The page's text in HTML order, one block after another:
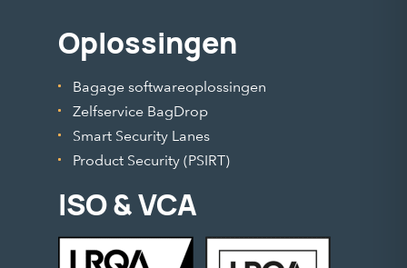
Oplossingen
Bagage softwareoplossingen
Zelfservice BagDrop
Smart Security Lanes
Product Security (PSIRT)
ISO & VCA